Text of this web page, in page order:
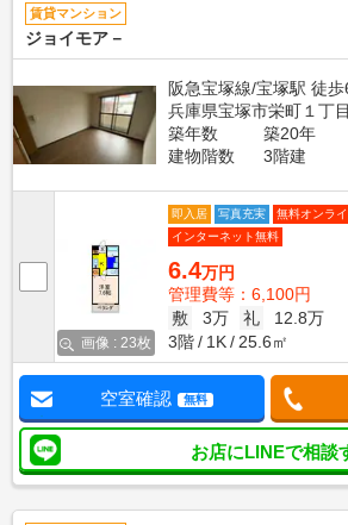
賃貸マンション
ジョイモア－
阪急宝塚線/宝塚駅 徒
兵庫県宝塚市栄町１丁目
築年数
築20年
建物階数
3階建
画像 : 23枚
即入居 写真充実
無料オンラ
インターネット無料
6.4万円
管理費等：6,100円
敷
3万 礼
12.8万
3階
1K 25.6㎡
空室確認 無料
お店にLINEで相談